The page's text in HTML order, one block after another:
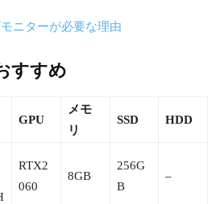
ニターが必要な理由
すすめ
GPU
メモ
リ
SSD HDD
RTX2
060
8GB
256G
B
–